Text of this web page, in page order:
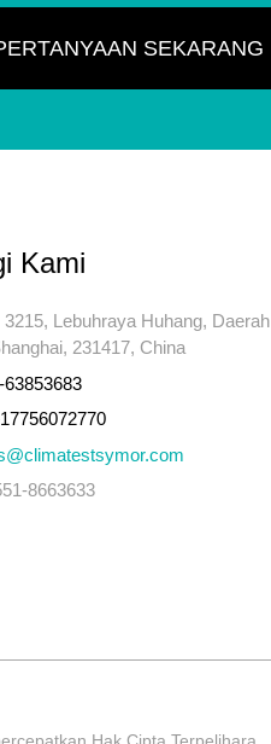
Kami
Lebuhraya Huhang, Daerah
231417, China
8663633